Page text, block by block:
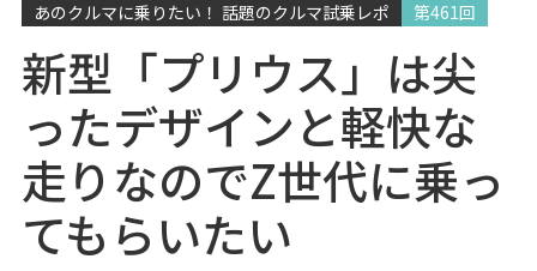
あのクルマに乗りたい！ 話題のクルマ試乗レポ 第461回
新型「プリウス」は尖
ったデザインと軽快な
走りなのでZ世代に乗っ
てもらいたい